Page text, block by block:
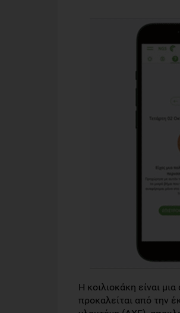
Η κοιλιοκάκη είναι
προκαλείται από την